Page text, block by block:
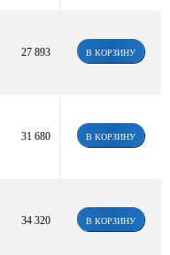
27 893 В КОРЗИНУ
31 680 В КОРЗИНУ
34 320 В КОРЗИНУ